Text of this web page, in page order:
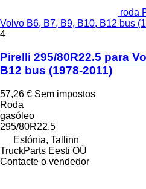
roda
Volvo B6, B7, B9, B10, B12 bus
4
Pirelli 295/80R22.5 para
B12 bus (1978-2011)
57,26 € Sem impostos
Roda
gasóleo
295/80R22.5
Estónia, Tallinn
TruckParts Eesti OÜ
Contacte o vendedor